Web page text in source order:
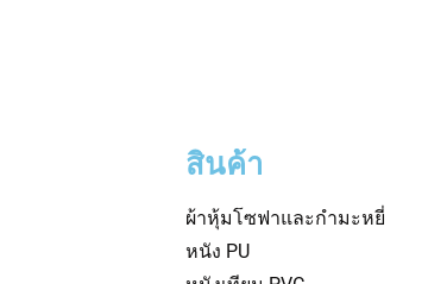
สินค้า
ผ้าหุ้มโซฟาและกำมะหยี่
หนัง PU